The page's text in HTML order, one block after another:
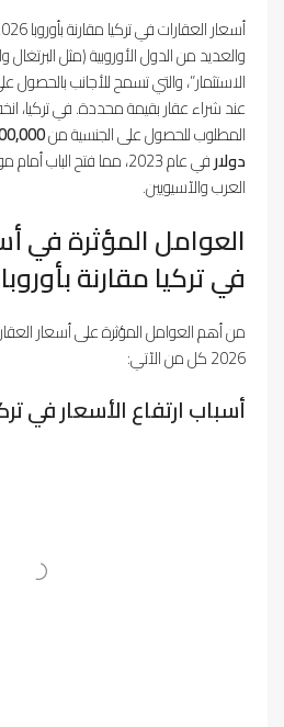
والعديد من الدول الأوروبية (مثل البرتغال
الاستثمار”، والتي تسمح للأجانب بالحصول
عند شراء عقار بقيمة محددة. في تركيا،
المطلوب للحصول على الجنسية من
دولار
في عام 2023، مما فتح
العرب والآسيويين.
العوامل المؤثرة في
في تركيا مقارنة بأوروبا 2026
من أهم العوامل المؤثرة على أسعار
2026 كل من الآتي:
أسباب ارتفاع الأسعار في